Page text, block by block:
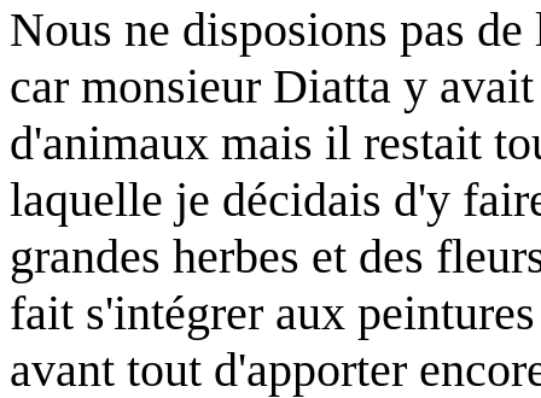
Nous ne disposions pas
car monsieur Diatta y
d'animaux mais il restait
laquelle je décidais d'y
grandes herbes et des
fait s'intégrer aux
avant tout d'apporter